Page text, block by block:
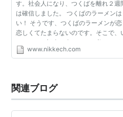
す。社会人になり、つくばを離れ２週
は確信しました。 つくばのラーメンは
い！ そうです、つくばのラーメンが
恋しくてたまらないのです。そこで、
はアニメの記事を書いている私ですが
はつくばのラーメンについて書こうと
www.nikkech.com
関連ブログ